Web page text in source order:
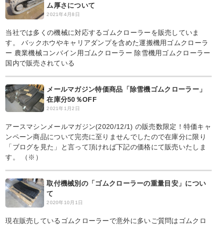
ム厚さについて
2021年4月8日
当社では多くの機械に対応するゴムクローラーを販売していま
す。 バックホウやキャリアダンプを含めた運搬機用ゴムクローラ
ー 農業機械コンバイン用ゴムクローラー 除雪機用ゴムクローラー
国内で販売されている
メールマガジン特価商品「除雪機ゴムクローラー」
在庫分50％OFF
2021年1月2日
アースマシンメールマガジン(2020/12/1) の販売数限定！特価キャ
ンペーン商品について完売に至りませんでしたので在庫分に限り
「ブログを見た」と言って頂ければ下記の価格にて販売いたしま
す。 （※）
取付機械別の「ゴムクローラーの重量目安」につい
て
2020年10月1日
現在販売しているゴムクローラーで意外に多いご質問はゴムクロ